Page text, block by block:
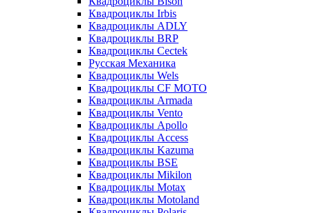
Квадроциклы Irbis
Квадроциклы ADLY
Квадроциклы BRP
Квадроциклы Cectek
Русская Механика
Квадроциклы Wels
Квадроциклы CF MOTO
Квадроциклы Armada
Квадроциклы Vento
Квадроциклы Apollo
Квадроциклы Access
Квадроциклы Kazuma
Квадроциклы BSE
Квадроциклы Mikilon
Квадроциклы Motax
Квадроциклы Motoland